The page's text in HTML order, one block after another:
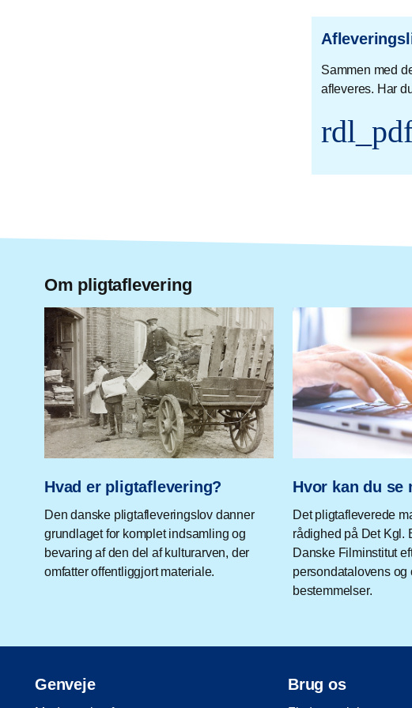
Sammen med
afleveres. Har
Om pligtaflevering
Hvad er pligtaflevering?
Den danske pligtafleveringslov danner
grundlaget for komplet indsamling og
bevaring af den del af kulturarven, der
omfatter offentliggjort materiale.
Hvor kan du se
Det pligtafleverede
rådighed på Det Kgl.
Danske Filminstitut
persondatalovens og
bestemmelser.
Genveje Brug os